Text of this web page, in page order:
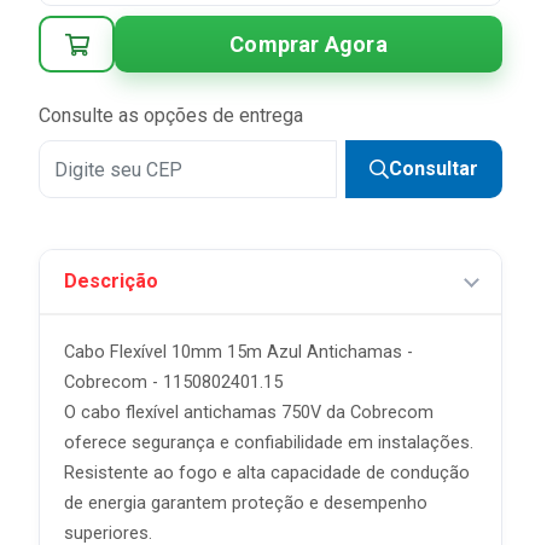
Comprar Agora
Consulte as opções de entrega
Consultar
Descrição
Cabo Flexível 10mm 15m Azul Antichamas -
Cobrecom - 1150802401.15
O cabo flexível antichamas 750V da Cobrecom
oferece segurança e confiabilidade em instalações.
Resistente ao fogo e alta capacidade de condução
de energia garantem proteção e desempenho
superiores.